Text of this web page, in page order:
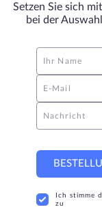
Setzen Sie sich
bei der
Ihr Name
E-Mail
Nachricht
Ich stimme
zu